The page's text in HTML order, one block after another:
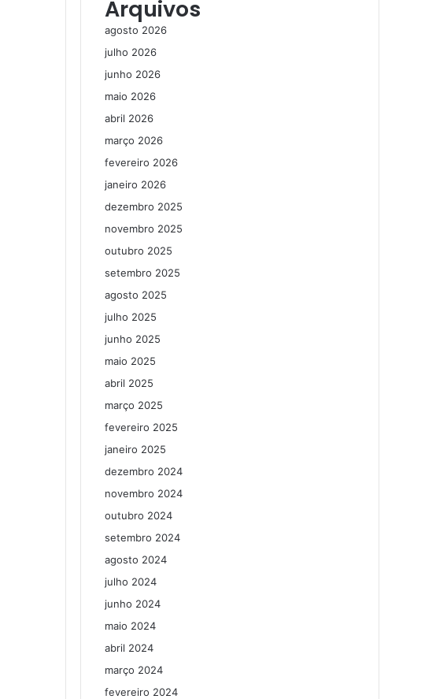
Arquivos
agosto 2026
julho 2026
junho 2026
maio 2026
abril 2026
março 2026
fevereiro 2026
janeiro 2026
dezembro 2025
novembro 2025
outubro 2025
setembro 2025
agosto 2025
julho 2025
junho 2025
maio 2025
abril 2025
março 2025
fevereiro 2025
janeiro 2025
dezembro 2024
novembro 2024
outubro 2024
setembro 2024
agosto 2024
julho 2024
junho 2024
maio 2024
abril 2024
março 2024
fevereiro 2024